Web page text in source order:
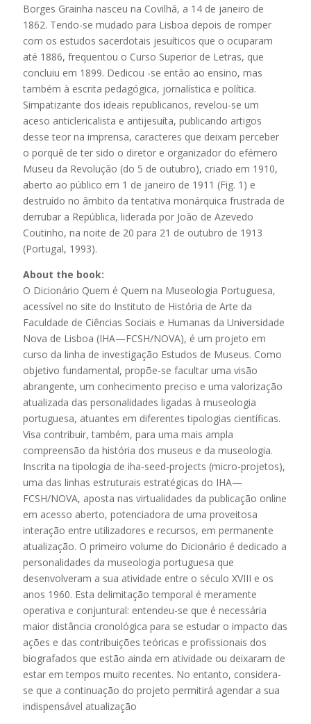
Borges Grainha nasceu na Covilhã, a 14 de janeiro de
1862. Tendo-se mudado para Lisboa depois de romper
com os estudos sacerdotais jesuíticos que o ocuparam
até 1886, frequentou o Curso Superior de Letras, que
concluiu em 1899. Dedicou -se então ao ensino, mas
também à escrita pedagógica, jornalística e política.
Simpatizante dos ideais republicanos, revelou-se um
aceso anticlericalista e antijesuíta, publicando artigos
desse teor na imprensa, caracteres que deixam perceber
o porquê de ter sido o diretor e organizador do efémero
Museu da Revolução (do 5 de outubro), criado em 1910,
aberto ao público em 1 de janeiro de 1911 (Fig. 1) e
destruído no âmbito da tentativa monárquica frustrada de
derrubar a República, liderada por João de Azevedo
Coutinho, na noite de 20 para 21 de outubro de 1913
(Portugal, 1993).
About the book:
O Dicionário Quem é Quem na Museologia Portuguesa,
acessível no site do Instituto de História de Arte da
Faculdade de Ciências Sociais e Humanas da Universidade
Nova de Lisboa (IHA—FCSH/NOVA), é um projeto em
curso da linha de investigação Estudos de Museus. Como
objetivo fundamental, propõe-se facultar uma visão
abrangente, um conhecimento preciso e uma valorização
atualizada das personalidades ligadas à museologia
portuguesa, atuantes em diferentes tipologias científicas.
Visa contribuir, também, para uma mais ampla
compreensão da história dos museus e da museologia.
Inscrita na tipologia de iha-seed-projects (micro-projetos),
uma das linhas estruturais estratégicas do IHA—
FCSH/NOVA, aposta nas virtualidades da publicação online
em acesso aberto, potenciadora de uma proveitosa
interação entre utilizadores e recursos, em permanente
atualização. O primeiro volume do Dicionário é dedicado a
personalidades da museologia portuguesa que
desenvolveram a sua atividade entre o século XVIII e os
anos 1960. Esta delimitação temporal é meramente
operativa e conjuntural: entendeu-se que é necessária
maior distância cronológica para se estudar o impacto das
ações e das contribuições teóricas e profissionais dos
biografados que estão ainda em atividade ou deixaram de
estar em tempos muito recentes. No entanto, considera-
se que a continuação do projeto permitirá agendar a sua
indispensável atualização